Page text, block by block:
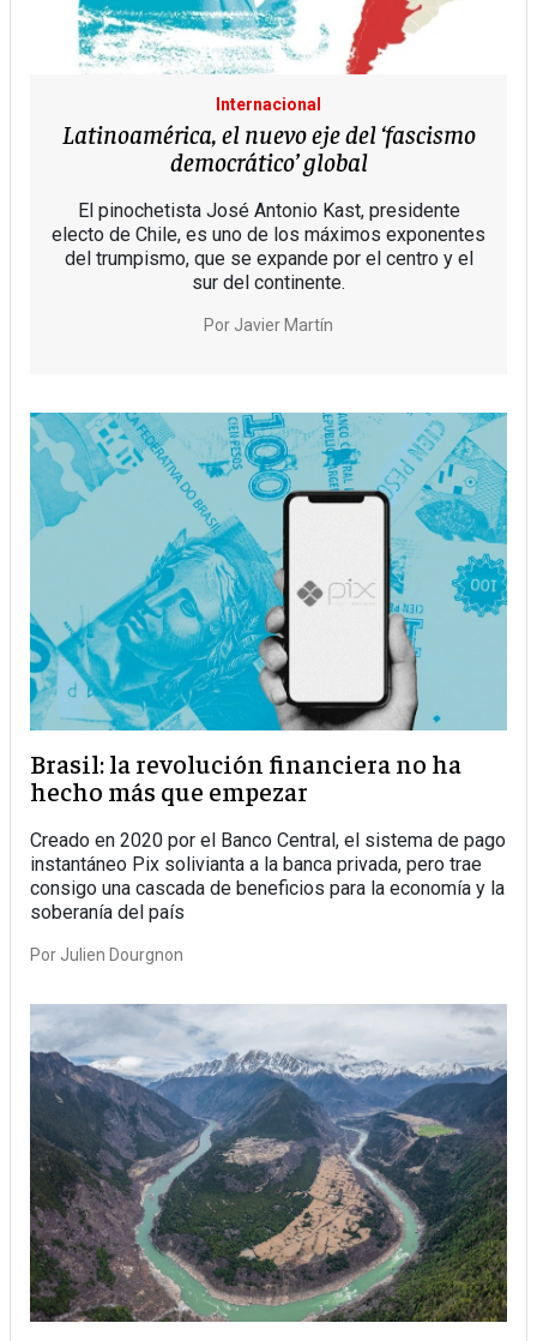
Internacional
Latinoamérica, el nuevo eje del ‘fascismo
democrático’ global
El pinochetista José Antonio Kast, presidente
electo de Chile, es uno de los máximos exponentes
del trumpismo, que se expande por el centro y el
sur del continente.
Por Javier Martín
Brasil: la revolución financiera no ha
hecho más que empezar
Creado en 2020 por el Banco Central, el sistema de pago
instantáneo Pix solivianta a la banca privada, pero trae
consigo una cascada de beneficios para la economía y la
soberanía del país
Por Julien Dourgnon